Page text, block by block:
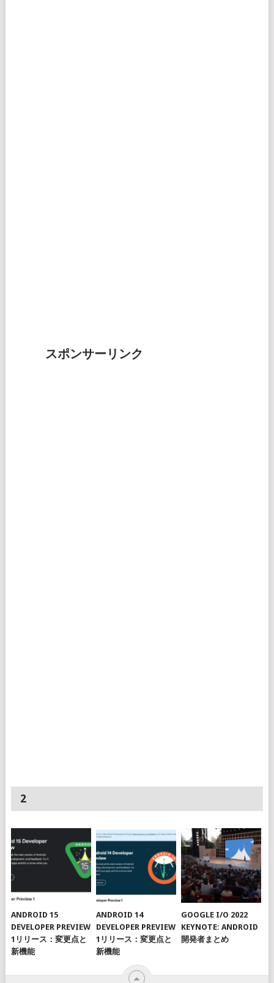
スポンサーリンク
2
ANDROID 15
DEVELOPER PREVIEW
1リリース：変更点と
新機能
ANDROID 14
DEVELOPER PREVIEW
1リリース：変更点と
新機能
GOOGLE I/O 2022
KEYNOTE: ANDROID
開発者まとめ